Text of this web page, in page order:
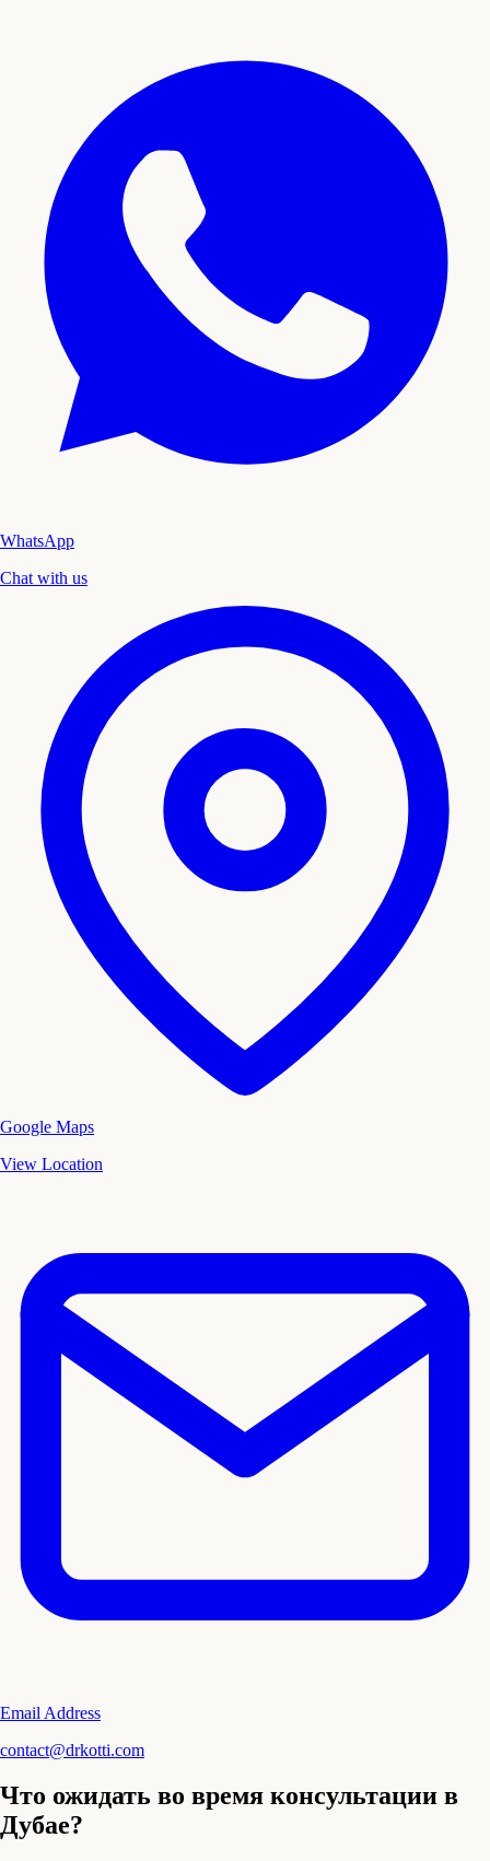
WhatsApp
Chat with us
Google Maps
View Location
Email Address
contact@drkotti.com
Что ожидать во время консультации в
Дубае?